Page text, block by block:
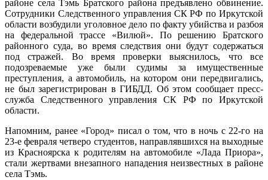
районе села Тэмь Братского района предъявлено обвинение.
Сотрудники Следственного управления СК РФ по Иркутской
области возбудили уголовное дело по факту убийства и разбоя
на федеральной трассе «Вилюй». По решению Братского
районного суда, во время следствия они будут содержаться
под стражей. Во время проверки выяснилось, что все
подозреваемые уже были судимы за имущественные
преступления, а автомобиль, на котором они передвигались,
не был зарегистрирован в ГИБДД. Об этом сообщает пресс-
служба Следственного управления СК РФ по Иркутской
области.
Напомним, ранее «Город» писал о том, что в ночь с 22-го на
23-е февраля четверо студентов, направлявшихся на выходные
из Красноярска к родителям на автомобиле «Лада Приора»,
стали жертвами внезапного нападения неизвестных в районе
села Тэмь.